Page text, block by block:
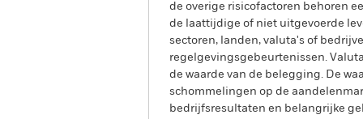
de overige risicofactoren behoren
de laattijdige of niet uitgevoerde
sectoren, landen, valuta's of
regelgevingsgebeurtenissen.
de waarde van de belegging. De
schommelingen op de
bedrijfsresultaten en belangrijke